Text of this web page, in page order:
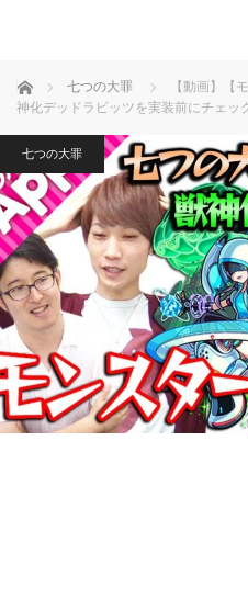
ホーム 七つの大罪
【動画】【
神化デッドラビッツを実装前にチェッ
七つの大罪